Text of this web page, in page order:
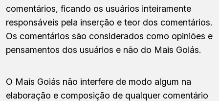
comentários, ficando os usuários inteiramente
responsáveis pela inserção e teor dos comentários.
Os comentários são considerados como opiniões e
pensamentos dos usuários e não do Mais Goiás.
O Mais Goiás não interfere de modo algum na
elaboração e composição de qualquer comentário